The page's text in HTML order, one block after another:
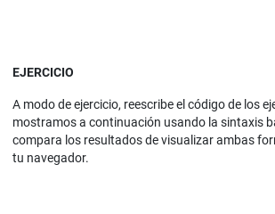
EJERCICIO
A modo de ejercicio, reescribe el código de los
mostramos a continuación usando la sintaxis
compara los resultados de visualizar ambas
tu navegador.